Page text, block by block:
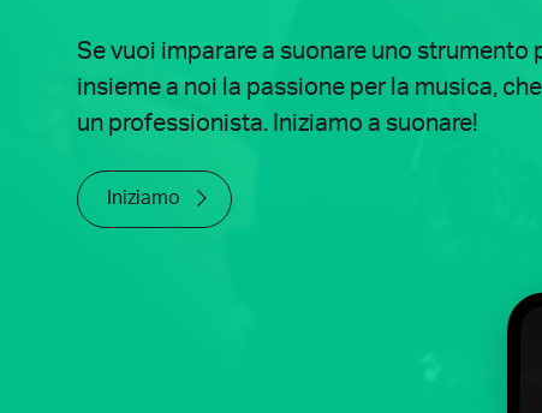
Se vuoi imparare a suonare uno strumento
insieme a noi la passione per la musica,
un professionista. Iniziamo a suonare!
Iniziamo